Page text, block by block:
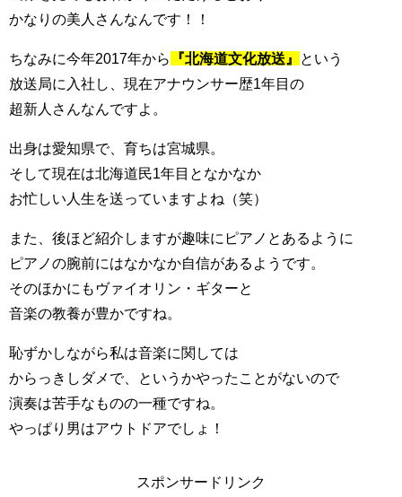
かなりの美人さんなんです！！
ちなみに今年2017年から 『北海道文化放送』
という
放送局に入社し、現在アナウンサー歴1年目の
超新人さんなんですよ。
出身は愛知県で、育ちは宮城県。
そして現在は北海道民1年目となかなか
お忙しい人生を送っていますよね（笑）
また、後ほど紹介しますが趣味にピアノとあるように
ピアノの腕前にはなかなか自信があるようです。
そのほかにもヴァイオリン・ギターと
音楽の教養が豊かですね。
恥ずかしながら私は音楽に関しては
からっきしダメで、というかやったことがないので
演奏は苦手なものの一種ですね。
やっぱり男はアウトドアでしょ！
スポンサードリンク